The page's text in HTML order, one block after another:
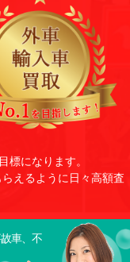
標になります。
えるように日々高額査
車、不